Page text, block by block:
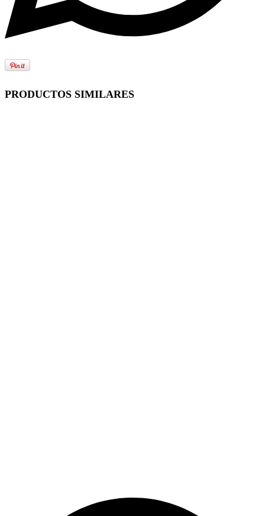
PRODUCTOS SIMILARES